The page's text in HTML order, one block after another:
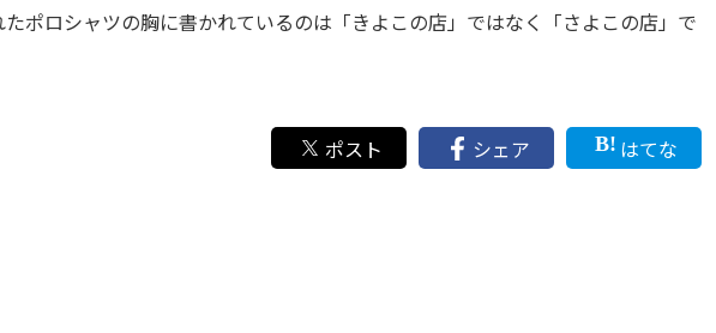
ポロシャツの胸に書かれているのは「きよこの店」ではなく「さよこの店」で
ポスト シェア はてな